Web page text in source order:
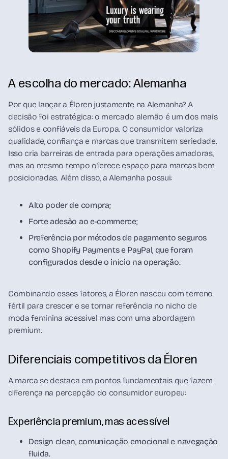
A escolha do mercado: Alemanha
Por que lançar a Éloren justamente na Alemanha? A
decisão foi estratégica: o mercado alemão é um dos mais
sólidos e confiáveis da Europa. O consumidor valoriza
qualidade, confiança e marcas que transmitem seriedade.
Isso cria barreiras de entrada para operações amadoras,
mas ao mesmo tempo oferece espaço para marcas bem
posicionadas. Além disso, a Alemanha possui:
Alto poder de compra;
Forte adesão ao e-commerce;
Preferência por métodos de pagamento seguros
como Shopify Payments e PayPal, que foram
configurados desde o início na operação.
Combinando esses fatores, a Éloren nasceu com terreno
fértil para crescer e se tornar referência no nicho de
moda feminina acessível mas com uma abordagem
premium.
Diferenciais competitivos da Éloren
A marca se destaca em pontos fundamentais que fazem
diferença na percepção do consumidor europeu:
Experiência premium, mas acessível
Design clean, comunicação emocional e navegação
fluida.